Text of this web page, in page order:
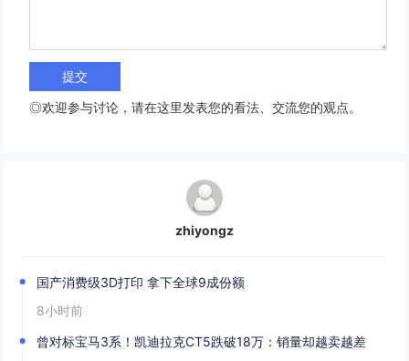
◎欢迎参与讨论，请在这里发表您的看法、交流您的观点。
zhiyongz
国产消费级3D打印 拿下全球9成份额
8小时前
曾对标宝马3系！凯迪拉克CT5跌破18万：销量却越卖越差